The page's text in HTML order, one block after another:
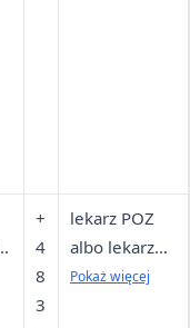
+
4
8
3
lekarz POZ
albo lekarz
neonatologii,
Pokaż więcej